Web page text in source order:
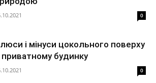
0
і мінуси цокольного поверху
приватному будинку
0